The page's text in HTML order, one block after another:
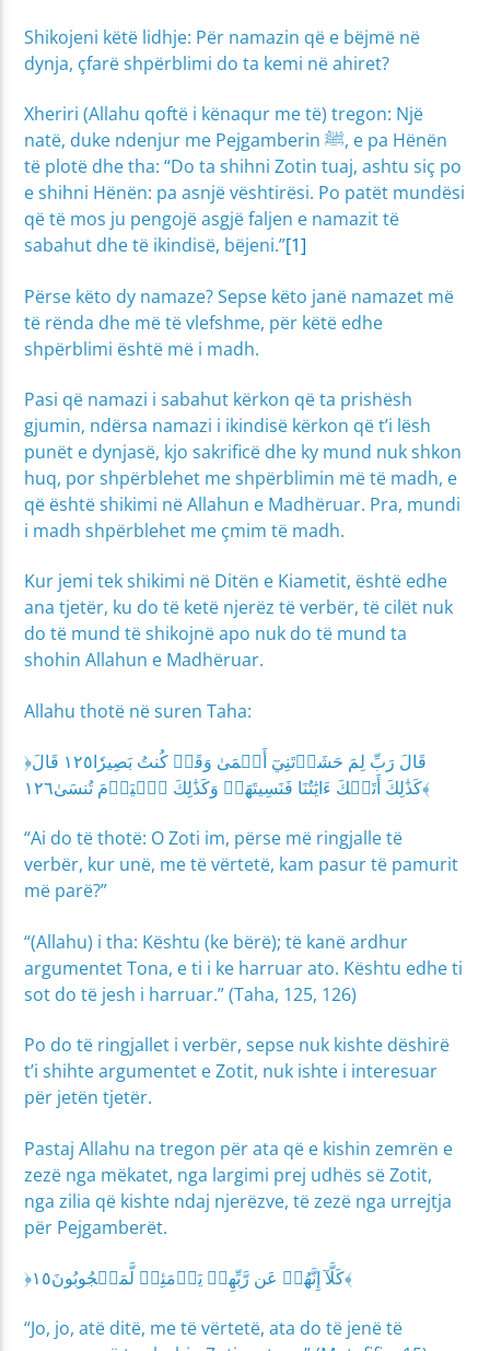
Shikojeni këtë lidhje: Për namazin që e bëjmë në
dynja, çfarë shpërblimi do ta kemi në ahiret?
Xheriri (Allahu qoftë i kënaqur me të) tregon: Një
natë, duke ndenjur me Pejgamberin ﷺ, e pa Hënën
të plotë dhe tha: “Do ta shihni Zotin tuaj, ashtu siç po
e shihni Hënën: pa asnjë vështirësi. Po patët mundësi
që të mos ju pengojë asgjë faljen e namazit të
sabahut dhe të ikindisë, bëjeni.”[1]
Përse këto dy namaze? Sepse këto janë namazet më
të rënda dhe më të vlefshme, për këtë edhe
shpërblimi është më i madh.
Pasi që namazi i sabahut kërkon që ta prishësh
gjumin, ndërsa namazi i ikindisë kërkon që t’i lësh
punët e dynjasë, kjo sakrificë dhe ky mund nuk shkon
huq, por shpërblehet me shpërblimin më të madh, e
që është shikimi në Allahun e Madhëruar. Pra, mundi
i madh shpërblehet me çmim të madh.
Kur jemi tek shikimi në Ditën e Kiametit, është edhe
ana tjetër, ku do të ketë njerëz të verbër, të cilët nuk
do të mund të shikojnë apo nuk do të mund ta
shohin Allahun e Madhëruar.
Allahu thotë në suren Taha:
﴿قَالَ رَبِّ لِمَ حَشَرۡتَنِيٓ أَعۡمَىٰ وَقَدۡ كُنتُ بَصِيرٗا١٢٥ قَالَ
كَذَٰلِكَ أَتَتۡكَ ءَايَٰتُنَا فَنَسِيتَهَاۖ وَكَذَٰلِكَ ٱلۡيَوۡمَ تُنسَىٰ١٢٦﴾
“Ai do të thotë: O Zoti im, përse më ringjalle të
verbër, kur unë, me të vërtetë, kam pasur të pamurit
më parë?”
“(Allahu) i tha: Kështu (ke bërë); të kanë ardhur
argumentet Tona, e ti i ke harruar ato. Kështu edhe ti
sot do të jesh i harruar.” (Taha, 125, 126)
Po do të ringjallet i verbër, sepse nuk kishte dëshirë
t’i shihte argumentet e Zotit, nuk ishte i interesuar
për jetën tjetër.
Pastaj Allahu na tregon për ata që e kishin zemrën e
zezë nga mëkatet, nga largimi prej udhës së Zotit,
nga zilia që kishte ndaj njerëzve, të zezë nga urrejtja
për Pejgamberët.
﴿كَلَّآ إِنَّهُمۡ عَن رَّبِّهِمۡ يَوۡمَئِذٖ لَّمَحۡجُوبُونَ١٥﴾
“Jo, jo, atë ditë, me të vërtetë, ata do të jenë të